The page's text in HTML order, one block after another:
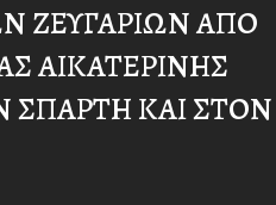
ΖΕΥΓΑΡΙΩΝ ΑΠΟ
ΑΙΚΑΤΕΡΙΝΗΣ
ΣΠΑΡΤΗ ΚΑΙ ΣΤΟΝ